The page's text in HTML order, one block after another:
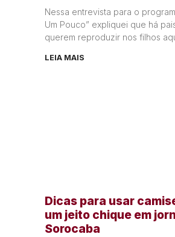
Nessa entrevista para o
Um Pouco” expliquei que há
querem reproduzir nos filhos
LEIA MAIS
Dicas para usar
um jeito chique em
Sorocaba